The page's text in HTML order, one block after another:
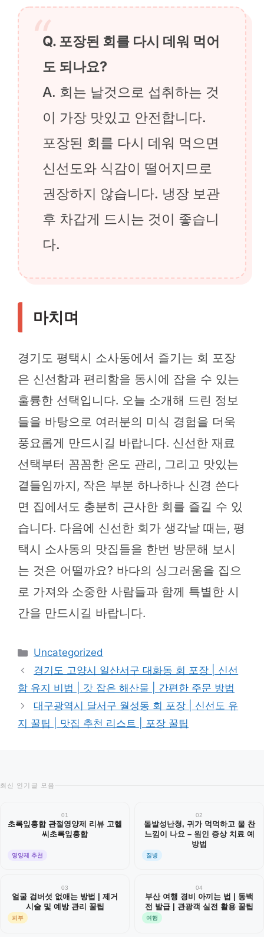
Q. 포장된 회를 다시 데워 먹어
도 되나요?
A. 회는 날것으로 섭취하는 것
이 가장 맛있고 안전합니다.
포장된 회를 다시 데워 먹으면
신선도와 식감이 떨어지므로
권장하지 않습니다. 냉장 보관
후 차갑게 드시는 것이 좋습니
다.
마치며
경기도 평택시 소사동에서 즐기는 회 포장
은 신선함과 편리함을 동시에 잡을 수 있는
훌륭한 선택입니다. 오늘 소개해 드린 정보
들을 바탕으로 여러분의 미식 경험을 더욱
풍요롭게 만드시길 바랍니다. 신선한 재료
선택부터 꼼꼼한 온도 관리, 그리고 맛있는
곁들임까지, 작은 부분 하나하나 신경 쓴다
면 집에서도 충분히 근사한 회를 즐길 수 있
습니다. 다음에 신선한 회가 생각날 때는, 평
택시 소사동의 맛집들을 한번 방문해 보시
는 것은 어떨까요? 바다의 싱그러움을 집으
로 가져와 소중한 사람들과 함께 특별한 시
간을 만드시길 바랍니다.
카
테
리
Uncategorized
경기도 고양시 일산서구 대화동 회 포장 | 신선
함 유지 비법 | 갓 잡은 해산물 | 간편한 주문 방법
대구광역시 달서구 월성동 회 포장 | 신선도 유
지 꿀팁 | 맛집 추천 리스트 | 포장 꿀팁
최신 인기글 모음
01
초록잎홍합 관절영양제 리뷰 고헬
씨초록잎홍합
영양제 추천
02
돌발성난청, 귀가 먹먹하고 물 찬
느낌이 나요 – 원인 증상 치료 예
방법
질병
03
얼굴 검버섯 없애는 방법 | 제거
시술 및 예방 관리 꿀팁
피부
04
부산 여행 경비 아끼는 법 | 동백
전 발급 | 관광객 실전 활용 꿀팁
여행